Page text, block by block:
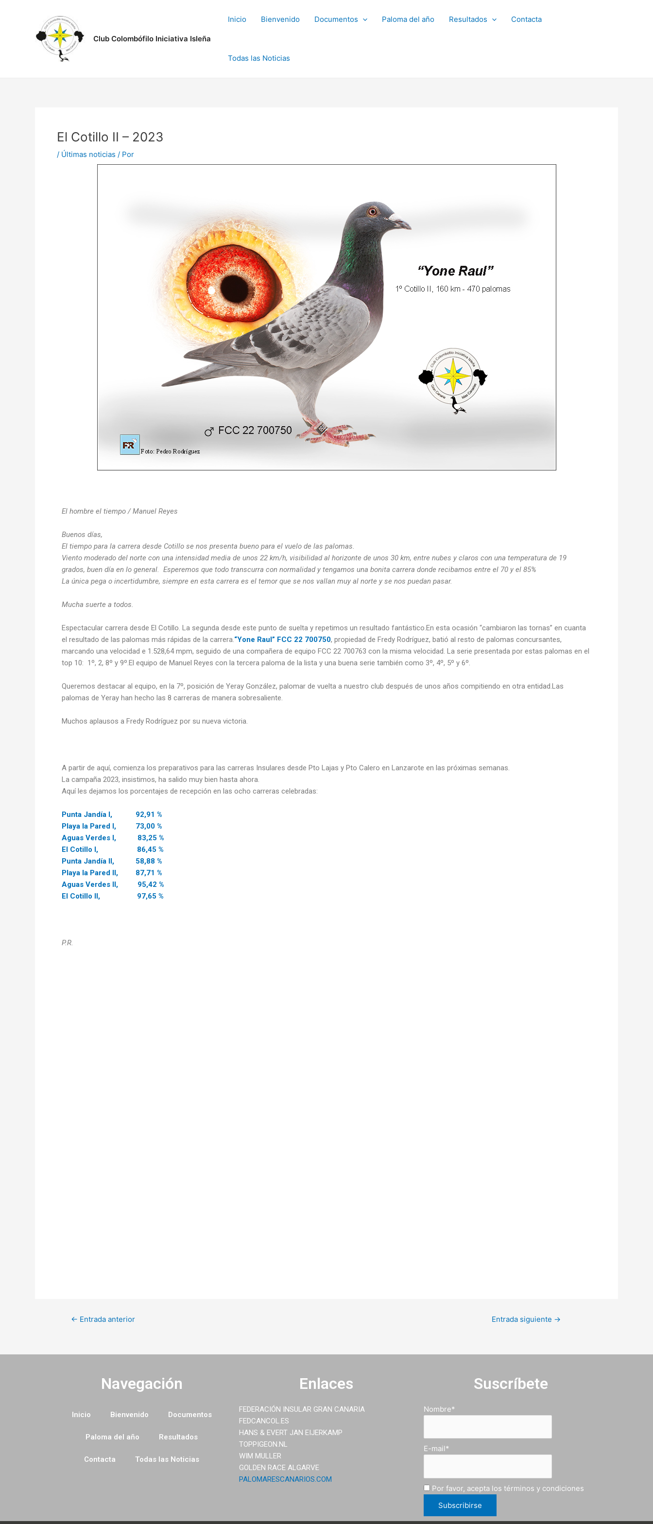
Club Colombófilo Iniciativa Isleña
Inicio Bienvenido Documentos Paloma del año Resultados Contacta
Todas las Noticias
El Cotillo II – 2023
/ Últimas noticias / Por
El hombre el tiempo / Manuel Reyes
Buenos días,
El tiempo para la carrera desde Cotillo se nos presenta bueno para el vuelo de las palomas.
Viento moderado del norte con una intensidad media de unos 22 km/h, visibilidad al horizonte de unos 30 km, entre nubes y claros con una temperatura de 19
grados, buen día en lo general. Esperemos que todo transcurra con normalidad y tengamos una bonita carrera donde recibamos entre el 70 y el 85%
La única pega o incertidumbre, siempre en esta carrera es el temor que se nos vallan muy al norte y se nos puedan pasar.
Mucha suerte a todos.
Espectacular carrera desde El Cotillo. La segunda desde este punto de suelta y repetimos un resultado fantástico.En esta ocasión “cambiaron las tornas” en cuanta
el resultado de las palomas más rápidas de la carrera.“Yone Raul” FCC 22 700750, propiedad de Fredy Rodríguez, batió al resto de palomas concursantes,
marcando una velocidad e 1.528,64 mpm, seguido de una compañera de equipo FCC 22 700763 con la misma velocidad. La serie presentada por estas palomas en el
top 10: 1º, 2, 8º y 9º.El equipo de Manuel Reyes con la tercera paloma de la lista y una buena serie también como 3º, 4º, 5º y 6º.
Queremos destacar al equipo, en la 7º, posición de Yeray González, palomar de vuelta a nuestro club después de unos años compitiendo en otra entidad.Las
palomas de Yeray han hecho las 8 carreras de manera sobresaliente.
Muchos aplausos a Fredy Rodríguez por su nueva victoria.
A partir de aquí, comienza los preparativos para las carreras Insulares desde Pto Lajas y Pto Calero en Lanzarote en las próximas semanas.
La campaña 2023, insistimos, ha salido muy bien hasta ahora.
Aquí les dejamos los porcentajes de recepción en las ocho carreras celebradas:
Punta Jandía I, 92,91 %
Playa la Pared I, 73,00 %
Aguas Verdes I, 83,25 %
El Cotillo I, 86,45 %
Punta Jandía II, 58,88 %
Playa la Pared II, 87,71 %
Aguas Verdes II, 95,42 %
El Cotillo II, 97,65 %
P.R.
de
entradas
← Entrada anterior Entrada siguiente →
Navegación
Inicio Bienvenido Documentos
Paloma del año Resultados
Contacta Todas las Noticias
Enlaces
FEDERACIÓN INSULAR GRAN CANARIA
FEDCANCOL.ES
HANS & EVERT JAN EIJERKAMP
TOPPIGEON.NL
WIM MULLER
GOLDEN RACE ALGARVE
PALOMARESCANARIOS.COM
Suscríbete
Nombre*
E-mail*
Por favor, acepta los términos y condiciones